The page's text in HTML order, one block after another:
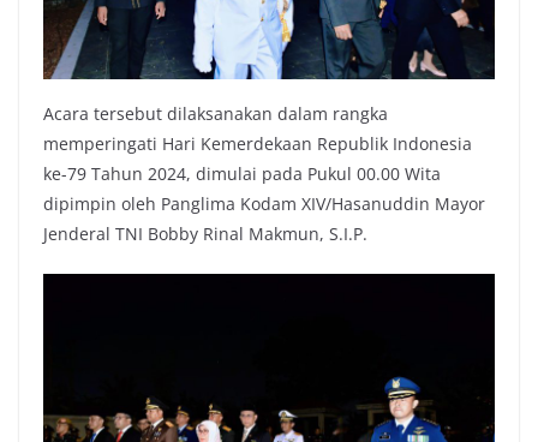
Acara tersebut dilaksanakan dalam rangka
memperingati Hari Kemerdekaan Republik Indonesia
ke-79 Tahun 2024, dimulai pada Pukul 00.00 Wita
dipimpin oleh Panglima Kodam XIV/Hasanuddin Mayor
Jenderal TNI Bobby Rinal Makmun, S.I.P.